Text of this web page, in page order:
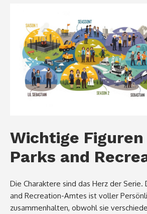
Wichtige Figuren
Parks and
Die Charaktere sind das Herz der Serie.
and Recreation-Amtes ist voller
zusammenhalten, obwohl sie